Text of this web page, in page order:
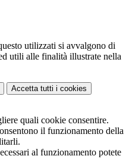
utilizzati si avvalgono di
utili alle finalità illustrate nella
Accetta tutti i cookies
quali cookie consentire.
il funzionamento della
al funzionamento potete